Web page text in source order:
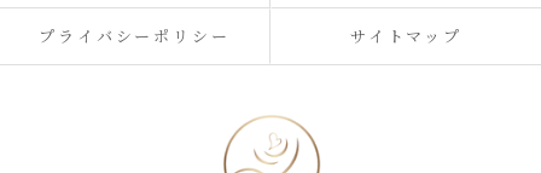
プライバシーポリシー サイトマップ